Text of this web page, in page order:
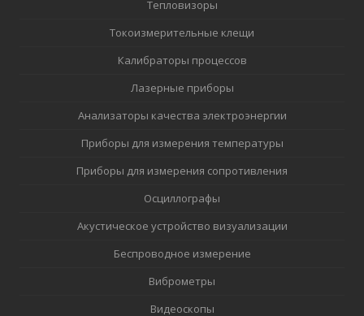
Тепловизоры
Токоизмерительные клещи
Калибраторы процессов
Лазерные приборы
Анализаторы качества электроэнергии
Приборы для измерения температуры
Приборы для измерения сопротивления
Осциллографы
Акустическое устройство визуализации
Беспроводное измерение
Виброметры
Видеоскопы